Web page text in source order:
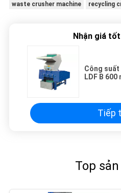
waste crusher machine recycling
Nhận giá
Công suất
LDF B
Tiếp
Top